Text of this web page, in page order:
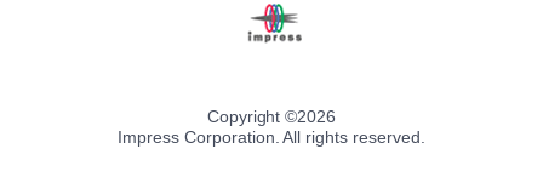
Copyright ©2026
Impress Corporation. All rights reserved.